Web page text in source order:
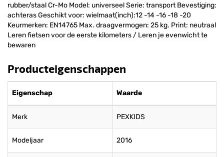
rubber/staal Cr-Mo Model: universeel Serie: transport Bevestiging:
achteras Geschikt voor: wielmaat(inch):12 -14 -16 -18 -20
Keurmerken: EN14765 Max. draagvermogen: 25 kg. Print: neutraal
Leren fietsen voor de eerste kilometers / Leren je evenwicht te
bewaren
Producteigenschappen
Eigenschap Waarde
Merk PEXKIDS
Modeljaar 2016